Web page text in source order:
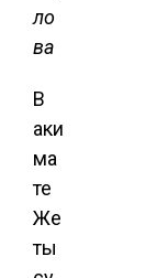
ло
ва
В
аки
ма
те
Же
ты